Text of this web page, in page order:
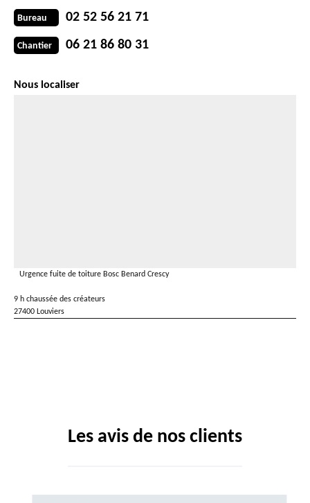
Bureau 02 52 56 21 71
Chantier 06 21 86 80 31
Nous localiser
Urgence fuite de toiture Bosc Benard Crescy
9 h chaussée des créateurs
27400 Louviers
Les avis de nos clients